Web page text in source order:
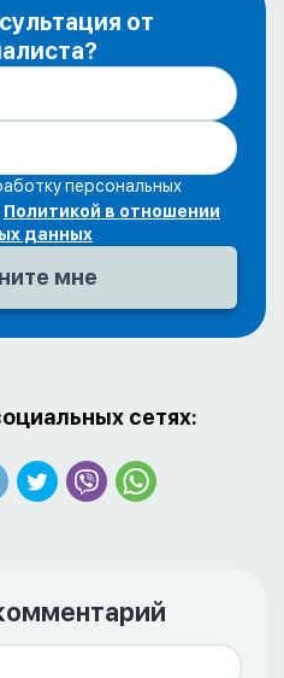
от
персональных
Политикой в отношении
данных
сетях: